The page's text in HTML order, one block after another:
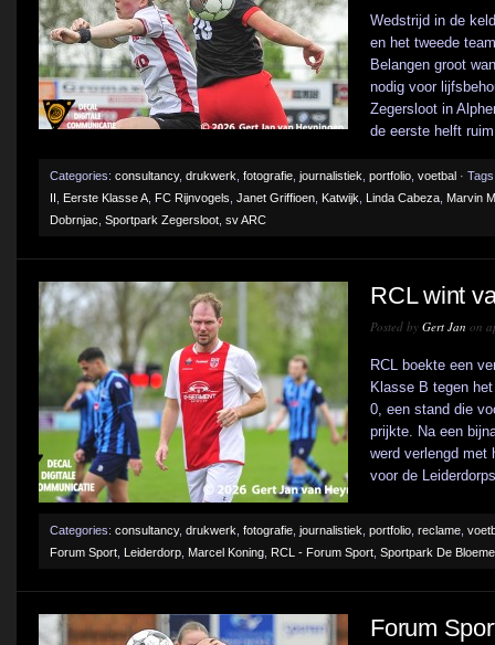
Wedstrijd in de
en het tweede
Belangen groot
nodig voor
Zegersloot in
de eerste helft
Categories: consultancy, drukwerk fotografie journalistiek portfolio voetbal ·
II
Eerste Klasse A FC Rijnvogels Janet Griffioen Katwijk Linda Cabeza Marvin
Dobrnjac Sportpark Zegersloot sv ARC
RCL wint
Posted by Gert Jan on
RCL boekte een
Klasse B tegen
0, een stand die
prijkte. Na een
werd verlengd met
voor de
Categories: consultancy, drukwerk fotografie journalistiek portfolio reclame
Forum Sport Leiderdorp Marcel Koning RCL - Forum Sport Sportpark De
Forum